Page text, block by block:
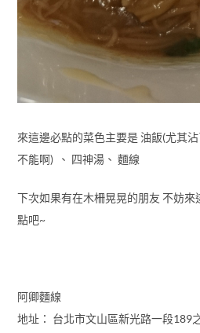
來這邊必點的菜色主要是 油飯(尤其
不能啊) 、 四神湯、 麵線
下次如果有在木柵晃晃的朋友 不妨
點吧~
阿卿麵線
地址： 台北市文山區新光路一段189